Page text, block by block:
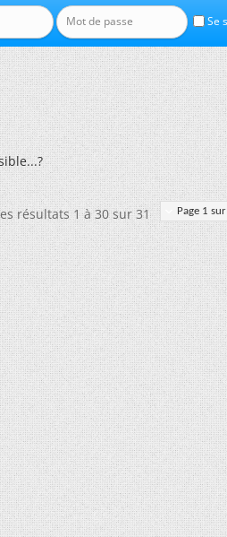
Se
Page 1
résultats 1 à 30 sur 31